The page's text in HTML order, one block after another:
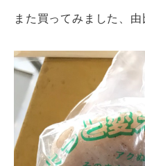
また買ってみました、由